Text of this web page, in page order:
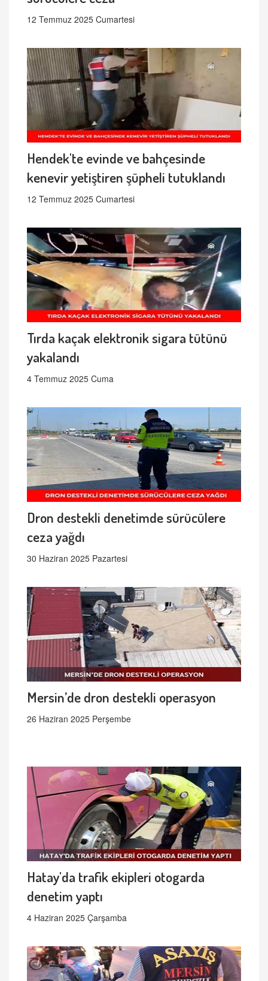
12 Temmuz 2025 Cumartesi
Hendek'te evinde ve bahçesinde
kenevir yetiştiren şüpheli tutuklandı
12 Temmuz 2025 Cumartesi
Tırda kaçak elektronik sigara tütünü
yakalandı
4 Temmuz 2025 Cuma
Dron destekli denetimde sürücülere
ceza yağdı
30 Haziran 2025 Pazartesi
Mersin’de dron destekli operasyon
26 Haziran 2025 Perşembe
Hatay'da trafik ekipleri otogarda
denetim yaptı
4 Haziran 2025 Çarşamba